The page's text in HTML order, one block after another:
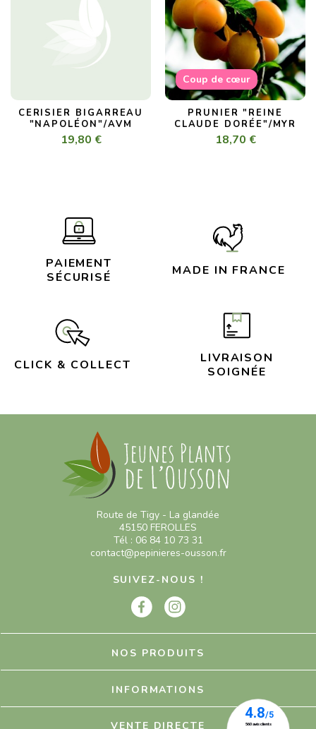
CERISIER BIGARREAU
"NAPOLÉON"/AVM
19,80 €
Coup de cœur
PRUNIER "REINE
CLAUDE DORÉE"/MYR
18,70 €
PAIEMENT
SÉCURISÉ
MADE IN FRANCE
CLICK & COLLECT
LIVRAISON
SOIGNÉE
Route de Tigy - La glandée
45150 FEROLLES
Tél : 06 84 10 73 31
contact@pepinieres-ousson.fr
SUIVEZ-NOUS !
NOS PRODUITS
INFORMATIONS
VENTE DIRECTE